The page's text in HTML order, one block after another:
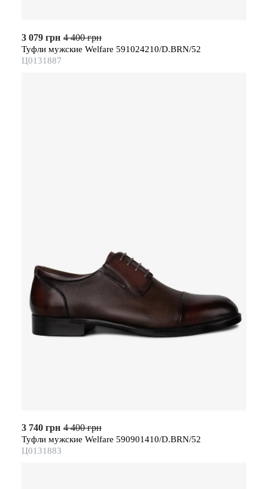
3 079 грн 4 400 грн
Туфли мужские Welfare 591024210/D.BRN/52
Ц0131887
3 740 грн 4 400 грн
Туфли мужские Welfare 590901410/D.BRN/52
Ц0131883